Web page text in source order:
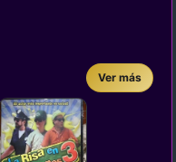
Ver más